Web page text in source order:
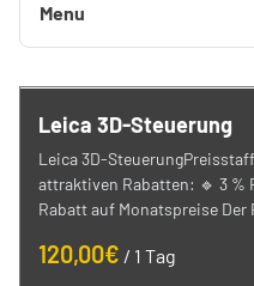
Menu
Alle
Bagger
Raupenbagger (> 11to)
Mobilbagger
Radlader
0,7m³ - 1m³ Radlader
Radlader 3,5t - 30t
Walzenzug
Abbruchmeißel
Abbruch- und
Löffel
Leica 3D-Steuerung
Leica 3D-
attraktiven Rabatten: 🔹 3 %
Rabatt auf Monatspreise
/